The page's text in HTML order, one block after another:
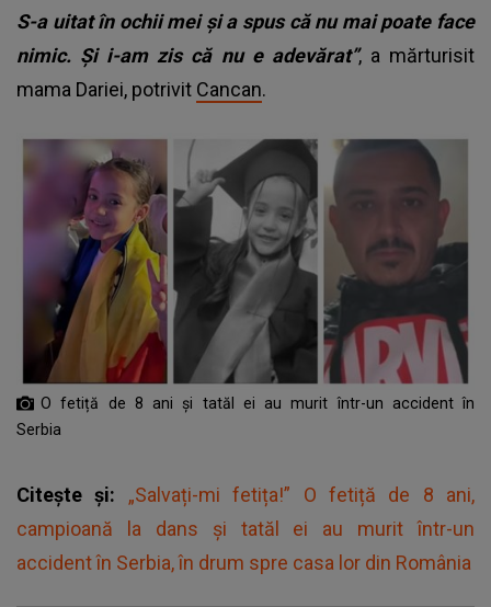
S-a uitat în ochii mei și a spus că nu mai poate face
nimic. Și i-am zis că nu e adevărat”, a mărturisit
mama Dariei, potrivit Cancan.
O fetiță de 8 ani și tatăl ei au murit într-un accident în
Serbia
Citește și: „Salvați-mi fetița!” O fetiță de 8 ani,
campioană la dans și tatăl ei au murit într-un
accident în Serbia, în drum spre casa lor din România